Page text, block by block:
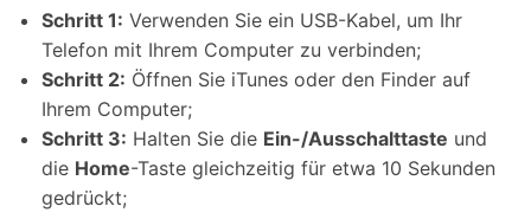
Schritt 1: Verwenden Sie ein USB-Kabel, um Ihr
Telefon mit Ihrem Computer zu verbinden;
Schritt 2: Öffnen Sie iTunes oder den Finder auf
Ihrem Computer;
Schritt 3: Halten Sie die Ein-/Ausschalttaste und
die Home-Taste gleichzeitig für etwa 10 Sekunden
gedrückt;